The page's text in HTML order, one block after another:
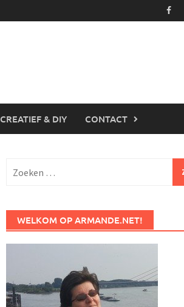
CREATIEF & DIY CONTACT
naar:
WELKOM OP ARMANDE.NET!